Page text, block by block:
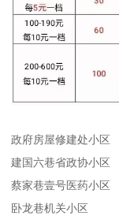
政府房屋修建处小区
建国六巷省政协小区
蔡家巷壹号医药小区
卧龙巷机关小区